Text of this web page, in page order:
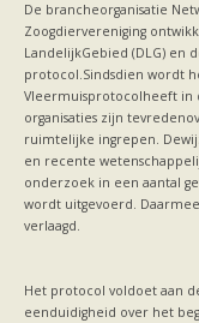
Doe mee
Meedoen
Landelijk
Jeugd
Ik wil graag
Vleermuizen
Hoe
Voedsel en
De brancheorganisatie
Zoogdiervereniging
LandelijkGebied (DLG) en
protocol.Sindsdien wordt
Vleermuisprotocolheeft in
organisaties zijn
ruimtelijke ingrepen.
en recente
onderzoek in een aantal
wordt uitgevoerd.
verlaagd.
Het protocol voldoet aan
eenduidigheid over het